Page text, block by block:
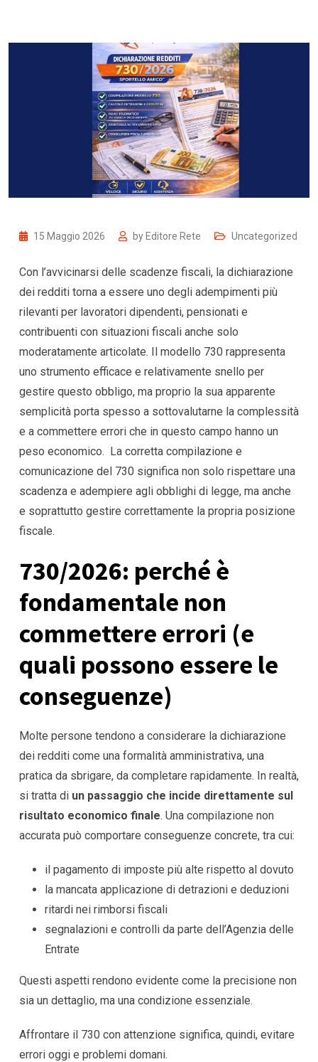
15 Maggio 2026 byEditore Rete Uncategorized
Con l’avvicinarsi delle scadenze fiscali, la dichiarazione
dei redditi torna a essere uno degli adempimenti più
rilevanti per lavoratori dipendenti, pensionati e
contribuenti con situazioni fiscali anche solo
moderatamente articolate. Il modello 730 rappresenta
uno strumento efficace e relativamente snello per
gestire questo obbligo, ma proprio la sua apparente
semplicità porta spesso a sottovalutarne la complessità
e a commettere errori che in questo campo hanno un
peso economico. La corretta compilazione e
comunicazione del 730 significa non solo rispettare una
scadenza e adempiere agli obblighi di legge, ma anche
e soprattutto gestire correttamente la propria posizione
fiscale.
730/2026: perché è
fondamentale non
commettere errori (e
quali possono essere le
conseguenze)
Molte persone tendono a considerare la dichiarazione
dei redditi come una formalità amministrativa, una
pratica da sbrigare, da completare rapidamente. In realtà,
si tratta di un passaggio che incide direttamente sul
risultato economico finale. Una compilazione non
accurata può comportare conseguenze concrete, tra cui:
il pagamento di imposte più alte rispetto al dovuto
la mancata applicazione di detrazioni e deduzioni
ritardi nei rimborsi fiscali
segnalazioni e controlli da parte dell’Agenzia delle
Entrate
Questi aspetti rendono evidente come la precisione non
sia un dettaglio, ma una condizione essenziale.
Affrontare il 730 con attenzione significa, quindi, evitare
errori oggi e problemi domani.